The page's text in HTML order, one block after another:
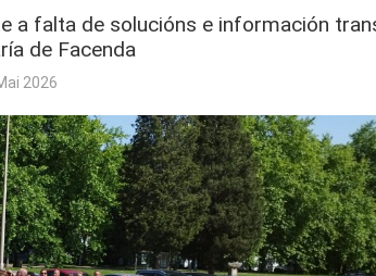
a falta de solucións e información
de Facenda
2026